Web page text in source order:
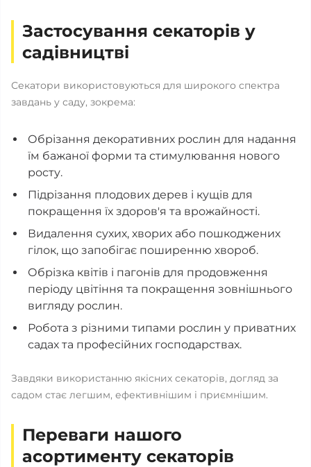
Застосування секаторів у
садівництві
Секатори використовуються для широкого спектра
завдань у саду, зокрема:
Обрізання декоративних рослин для надання
їм бажаної форми та стимулювання нового
росту.
Підрізання плодових дерев і кущів для
покращення їх здоров'я та врожайності.
Видалення сухих, хворих або пошкоджених
гілок, що запобігає поширенню хвороб.
Обрізка квітів і пагонів для продовження
періоду цвітіння та покращення зовнішнього
вигляду рослин.
Робота з різними типами рослин у приватних
садах та професійних господарствах.
Завдяки використанню якісних секаторів, догляд за
садом стає легшим, ефективнішим і приємнішим.
Переваги нашого
асортименту секаторів